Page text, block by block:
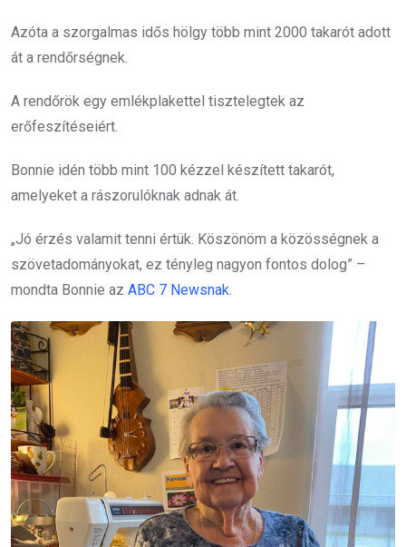
Azóta a szorgalmas idős hölgy több mint 2000 takarót adott
át a rendőrségnek.
A rendőrök egy emlékplakettel tisztelegtek az
erőfeszítéseiért.
Bonnie idén több mint 100 kézzel készített takarót,
amelyeket a rászorulóknak adnak át.
„Jó érzés valamit tenni értük. Köszönöm a közösségnek a
szövetadományokat, ez tényleg nagyon fontos dolog” –
mondta Bonnie az ABC 7 Newsnak.